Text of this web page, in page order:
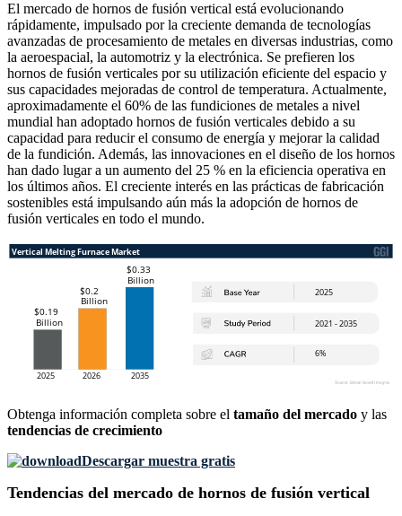
El mercado de hornos de fusión vertical está evolucionando
rápidamente, impulsado por la creciente demanda de tecnologías
avanzadas de procesamiento de metales en diversas industrias, como
la aeroespacial, la automotriz y la electrónica. Se prefieren los
hornos de fusión verticales por su utilización eficiente del espacio y
sus capacidades mejoradas de control de temperatura. Actualmente,
aproximadamente el 60% de las fundiciones de metales a nivel
mundial han adoptado hornos de fusión verticales debido a su
capacidad para reducir el consumo de energía y mejorar la calidad
de la fundición. Además, las innovaciones en el diseño de los hornos
han dado lugar a un aumento del 25 % en la eficiencia operativa en
los últimos años. El creciente interés en las prácticas de fabricación
sostenibles está impulsando aún más la adopción de hornos de
fusión verticales en todo el mundo.
Obtenga información completa sobre el tamaño del mercado y las
tendencias de crecimiento
Descargar muestra gratis
Tendencias del mercado de hornos de fusión vertical